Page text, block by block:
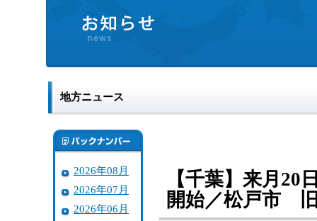
地方ニュース
2026年08月
2026年07月
2026年06月
【千葉】来月
開始／松戸市